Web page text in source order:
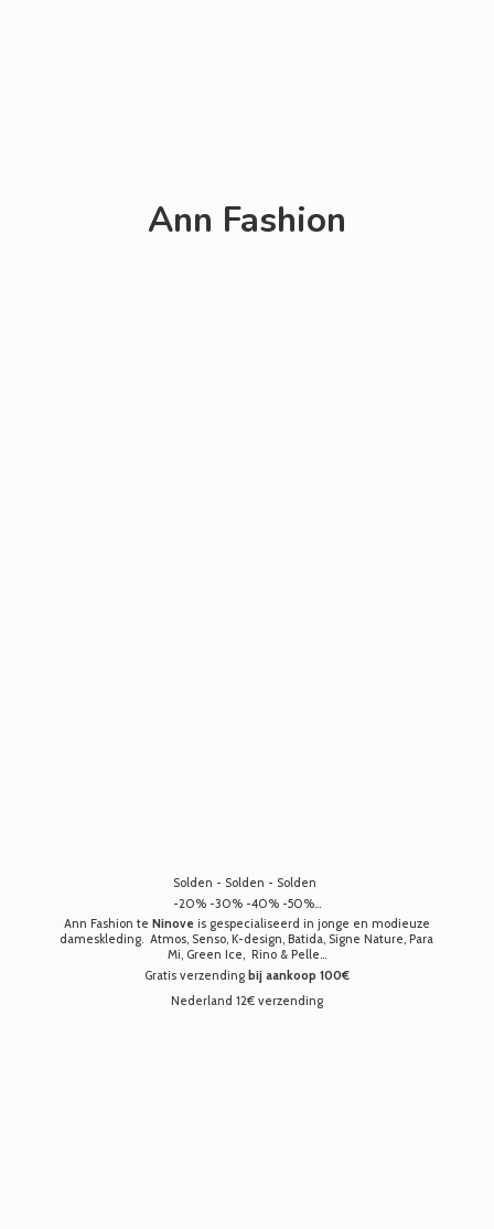
Ann Fashion
Solden - Solden - Solden
-20% -30% -40% -50%...
Ann Fashion te Ninove is gespecialiseerd in jonge en modieuze
dameskleding. Atmos, Senso, K-design, Batida, Signe Nature, Para
Mi, Green Ice, Rino & Pelle...
Gratis verzending bij aankoop 100€
Nederland 12€ verzending